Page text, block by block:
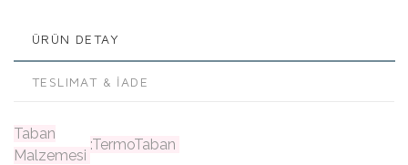
ÜRÜN DETAY
TESLIMAT & İADE
Taban
Malzemesi
:TermoTaban